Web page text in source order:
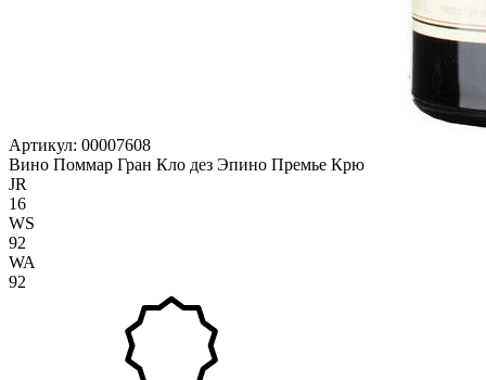
Артикул: 00007608
Вино Поммар Гран Кло дез Эпино Премье Крю
JR
16
WS
92
WA
92